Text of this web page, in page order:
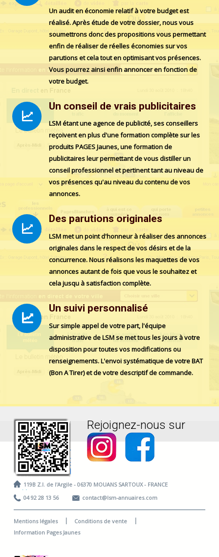
Un audit en économie relatif à votre budget est
réalisé. Après étude de votre dossier, nous vous
soumettrons donc des propositions vous permettant
enfin de réaliser de réelles économies sur vos
parutions et cela tout en optimisant vos présences.
Vous pourrez ainsi enfin annoncer en fonction de
votre budget.
Un conseil de vrais publicitaires
LSM étant une agence de publicité, ses conseillers
reçoivent en plus d'une formation complète sur les
produits PAGES Jaunes, une formation de
publicitaires leur permettant de vous distiller un
conseil professionnel et pertinent tant au niveau de
vos présences qu'au niveau du contenu de vos
annonces.
Des parutions originales
LSM met un point d'honneur à réaliser des annonces
originales dans le respect de vos désirs et de la
concurrence. Nous réalisons les maquettes de vos
annonces autant de fois que vous le souhaitez et
cela jusqu à satisfaction complète.
Un suivi personnalisé
Sur simple appel de votre part, l'équipe
administrative de LSM se met tous les jours à votre
disposition pour toutes vos modifications ou
renseignements. L'envoi systématique de votre BAT
(Bon A Tirer) et de votre descriptif de commande.
Contact
Rejoignez-nous sur
119B Z.I. de l'Argile - 06370 MOUANS SARTOUX - FRANCE
04 92 28 13 56
contact@lsm-annuaires.com
Mentions légales
Conditions de vente
Information Pages Jaunes